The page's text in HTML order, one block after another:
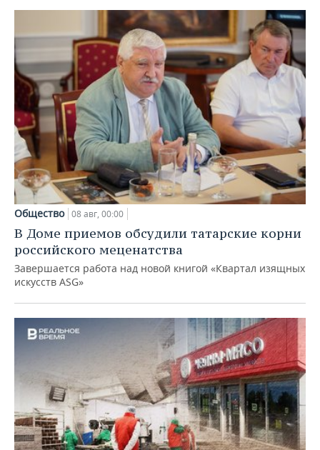
Общество 08 авг, 00:00
В Доме приемов обсудили татарские корни
российского меценатства
Завершается работа над новой книгой «Квартал изящных
искусств ASG»